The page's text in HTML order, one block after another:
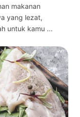
makanan
yang lezat,
untuk kamu ...